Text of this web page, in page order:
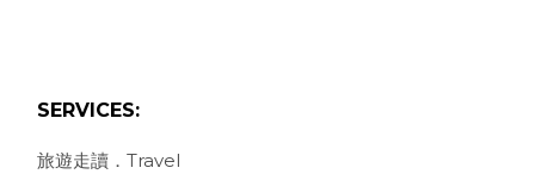
SERVICES:
旅遊走讀．Travel